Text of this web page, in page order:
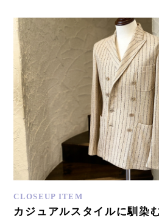
CLOSEUP ITEM
カジュアルスタイルに馴染